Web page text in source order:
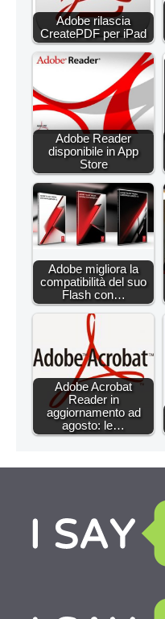
Adobe rilascia
CreatePDF per iPad
Adobe Reader
disponibile in App
Store
Adobe migliora la
compatibilità del suo
Flash con…
Adobe Acrobat
Reader in
aggiornamento ad
agosto: le…